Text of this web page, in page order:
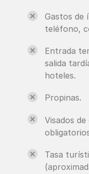
Gastos de
teléfono,
Entrada
salida
hoteles.
Propinas.
Visados
Tasa